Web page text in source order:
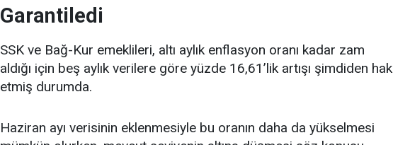
Garantiledi
SSK ve Bağ-Kur emeklileri, altı aylık enflasyon oranı kadar zam
aldığı için beş aylık verilere göre yüzde 16,61’lik artışı şimdiden hak
etmiş durumda.
Haziran ayı verisinin eklenmesiyle bu oranın daha da yükselmesi